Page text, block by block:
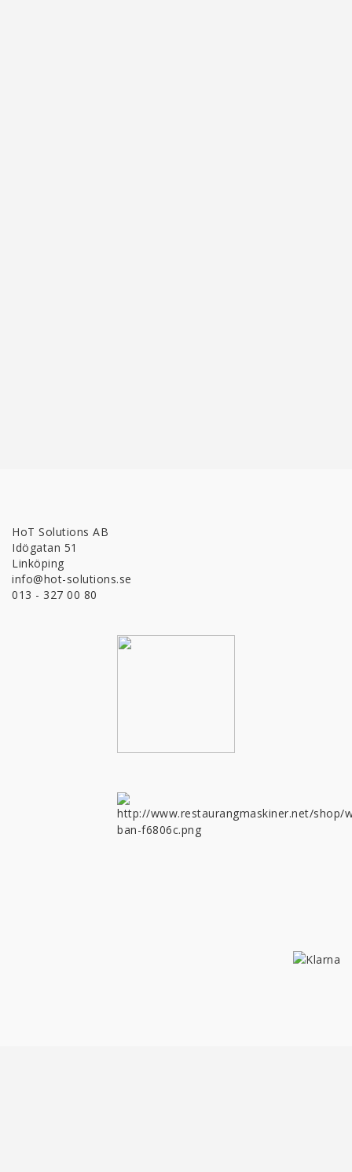
HoT Solutions AB
Idögatan 51
Linköping
info@hot-solutions.se
013 - 327 00 80